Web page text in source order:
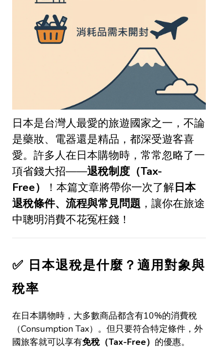
日本是台灣人最愛的旅遊國家之一，不論
是藥妝、電器還是精品，都深受遊客喜
愛。許多人在日本購物時，常常忽略了一
項省錢大招——退稅制度（Tax-
Free） ！本篇文章將帶你一次了解日本
退稅條件、流程與常見問題 ，讓你在旅途
中聰明消費不花冤枉錢！
✅ 日本退稅是什麼？適用對象與
稅率
在日本購物時，大多數商品都含有10%的消費稅
（Consumption Tax）。但只要符合特定條件，外
國旅客就可以享有免稅（Tax-Free） 的優惠。